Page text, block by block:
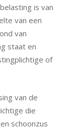
is van
van een
van
staat en
of
van de
die
schoonzus